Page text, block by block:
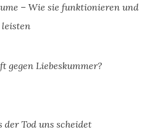
– Wie sie funktionieren und
leisten
gegen Liebeskummer?
der Tod uns scheidet